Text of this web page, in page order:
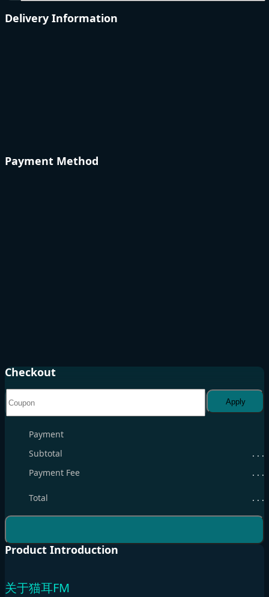
Delivery Information
Payment Method
Checkout
Apply
Payment
Subtotal
. . .
Payment Fee
. . .
Total . . .
Product Introduction
关于猫耳FM